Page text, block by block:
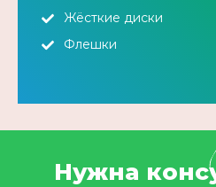
Жёсткие диски
Флешки
Нужна